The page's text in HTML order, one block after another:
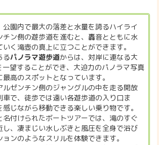
公園内で最大の落差と水量を誇るハイライ
チン側の遊歩道を進むと、轟音とともに水
く滝壺の真上に立つことができます。
るパノラマ遊歩道からは、対岸に連なる大
望することができ、大迫力のパノラマ写真
高のスポットとなっています。
ルゼンチン側のジャングルの中を走る開放
車で、徒歩では遠い各遊歩道の入り口ま
じながら移動できる楽しい乗り物です。
名付けられたボートツアーでは、滝のすぐ
し、凄まじい水しぶきと風圧を全身で浴び
ンのようなスリルを体験できます。